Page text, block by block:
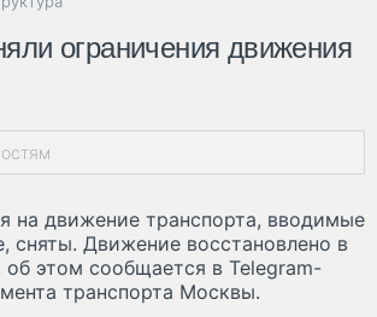
ограничения движения
на движение транспорта, вводимые
сняты. Движение восстановлено в
этом сообщается в Telegram-
транспорта Москвы.